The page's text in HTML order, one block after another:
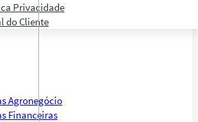
Privacidade
do Cliente
Agronegócio
Financeiras